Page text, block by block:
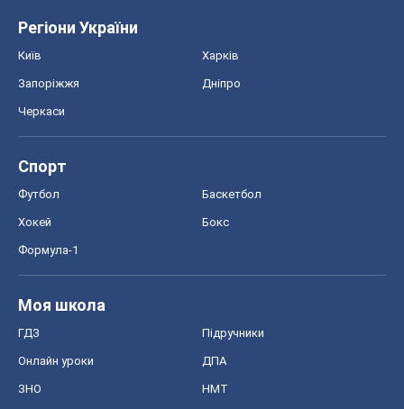
Регіони України
Київ Харків
Запоріжжя Дніпро
Черкаси
Спорт
Футбол Баскетбол
Хокей Бокс
Формула-1
Моя школа
ГДЗ Підручники
Онлайн уроки ДПА
ЗНО НМТ